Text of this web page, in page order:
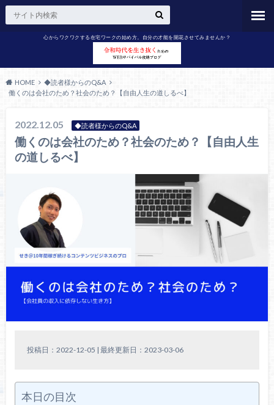
心からワクワクする在宅ワークの始め方。自分の才能を開花させてみませんか？
HOME
◆読者様からのQ&A
働くのは会社のため？社会のため？【自由人生の道しるべ】
2022.12.05 ◆読者様からのQ&A
働くのは会社のため？社会のため？【自由人生
の道しるべ】
投稿日：2022-12-05 | 最終更新日：2023-03-06
本日の目次